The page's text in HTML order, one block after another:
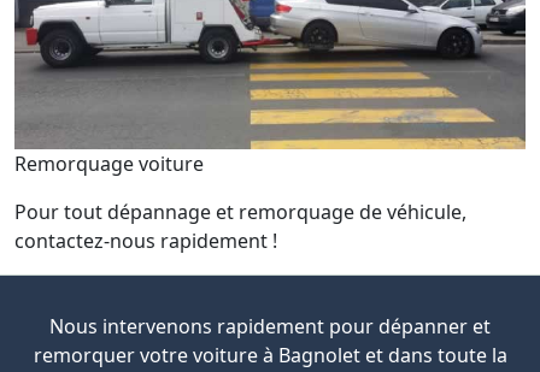
Remorquage voiture
Pour tout dépannage et remorquage de véhicule,
contactez-nous rapidement !
Nous intervenons rapidement pour dépanner et
remorquer votre voiture à Bagnolet et dans toute la